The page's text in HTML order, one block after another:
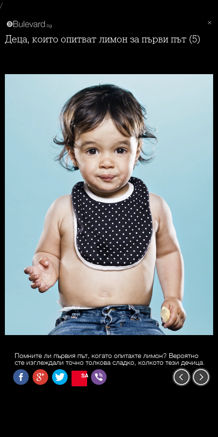
/
Деца, които опитват лимон за първи път (5)
Помните ли първия път, когато опитахте лимон? Вероятно
сте изглеждали точно толкова сладко, колкото тези дечица.
SAVE